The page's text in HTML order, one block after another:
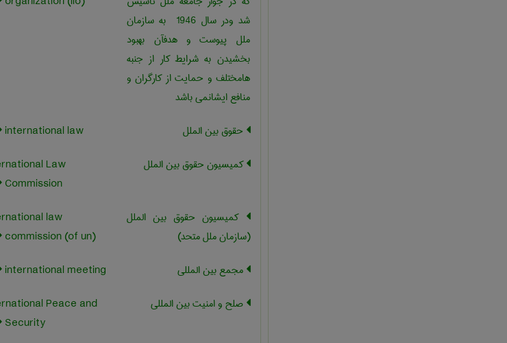
شد ودر سال ‎ 1946 به سازمان
ملل پیوست و هدفآن بهبود
بخشیدن به شرایط کار از جنبه
هامختلف و حمایت از کارگران و
منافع ایشانمی باشد
حقوق بین الملل
international law
کمیسیون حقوق بین الملل
Law
Commission
کمیسیون حقوق بین الملل
(سازمان ملل متحد)
law
commission (of un)
مجمع بین المللی
international meeting
صلح و امنیت بین المللی
Peace and
Security